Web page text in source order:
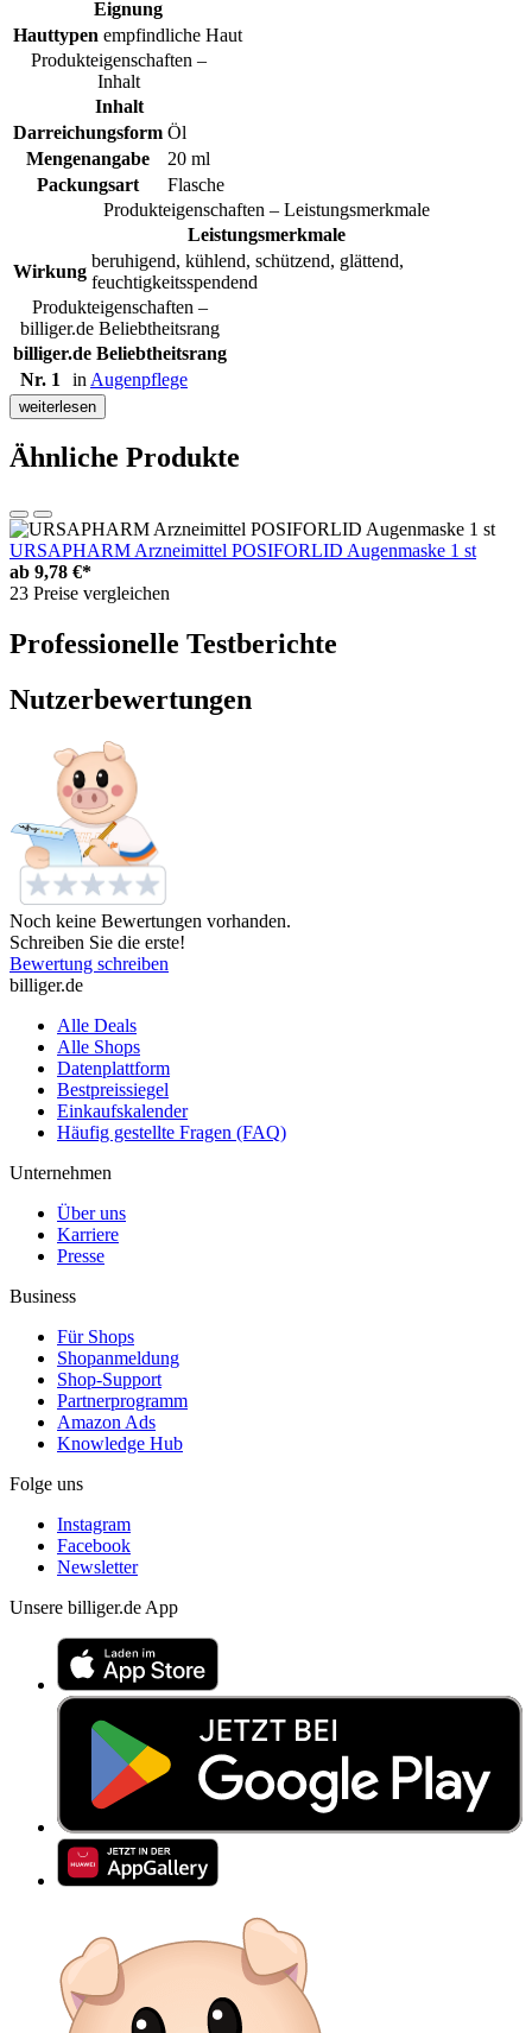
Eignung
Hauttypen empfindliche Haut
Produkteigenschaften –
Inhalt
Inhalt
Darreichungsform Öl
Mengenangabe
20 ml
Packungsart
Flasche
Produkteigenschaften – Leistungsmerkmale
Leistungsmerkmale
Wirkung
beruhigend, kühlend, schützend, glättend,
feuchtigkeitsspendend
Produkteigenschaften –
billiger.de Beliebtheitsrang
billiger.de Beliebtheitsrang
Nr. 1
in Augenpflege
weiterlesen
Ähnliche Produkte
URSAPHARM Arzneimittel POSIFORLID Augenmaske 1 st
ab 9,78 €*
23 Preise vergleichen
Professionelle Testberichte
Nutzerbewertungen
Noch keine Bewertungen vorhanden.
Schreiben Sie die erste!
Bewertung schreiben
billiger.de
Alle Deals
Alle Shops
Datenplattform
Bestpreissiegel
Einkaufskalender
Häufig gestellte Fragen (FAQ)
Unternehmen
Über uns
Karriere
Presse
Business
Für Shops
Shopanmeldung
Shop-Support
Partnerprogramm
Amazon Ads
Knowledge Hub
Folge uns
Instagram
Facebook
Newsletter
Unsere billiger.de App